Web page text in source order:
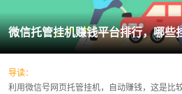
微信托管挂机赚钱平台排行，哪些
导读：
利用微信号网页托管挂机，自动赚钱，这是比